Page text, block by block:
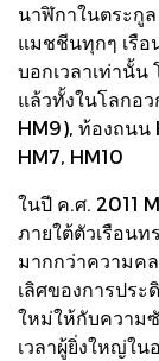
นาฬิกาในตระกู
แมชชีนทุกๆ เรือ
บอกเวลาเท่านั้
แล้วทั้งในโลกอว
HM9), ท้องถนน
HM7, HM10
ในปี ค.ศ. 2011
ภายใต้ตัวเรือนท
มากกว่าความค
เลิศของการปร
ใหม่ให้กับความ
เวลาผู้ยิ่งใหญ่ใน